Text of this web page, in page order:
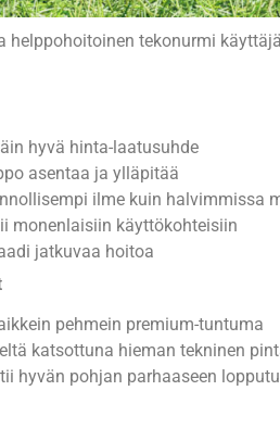
helppohoitoinen tekonurmi
hyvä hinta-laatusuhde
asentaa ja ylläpitää
ilme kuin halvimmissa
monenlaisiin käyttökohteisiin
jatkuvaa hoitoa
pehmein premium-tuntuma
katsottuna hieman tekninen
hyvän pohjan parhaaseen